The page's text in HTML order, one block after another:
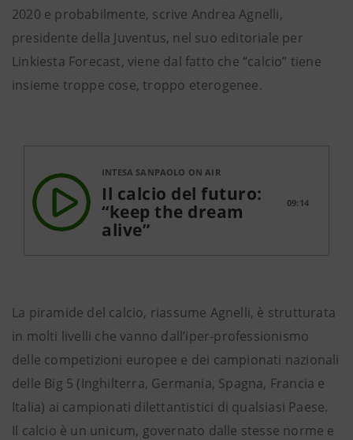
2020 e probabilmente, scrive Andrea Agnelli,
presidente della Juventus, nel suo editoriale per
Linkiesta Forecast, viene dal fatto che “calcio” tiene
insieme troppe cose, troppo eterogenee.
INTESA SANPAOLO ON AIR
Il calcio del futuro:
“keep the dream
alive”
09:14
La piramide del calcio, riassume Agnelli, è strutturata
in molti livelli che vanno dall’iper-professionismo
delle competizioni europee e dei campionati nazionali
delle Big 5 (Inghilterra, Germania, Spagna, Francia e
Italia) ai campionati dilettantistici di qualsiasi Paese.
Il calcio è un unicum, governato dalle stesse norme e